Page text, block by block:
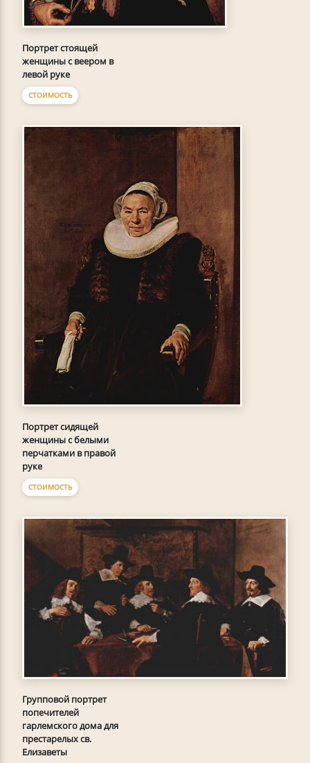
Портрет стоящей
женщины с веером в
левой руке
СТОИМОСТЬ
Портрет сидящей
женщины с белыми
перчатками в правой
руке
СТОИМОСТЬ
Групповой портрет
попечителей
гарлемского дома для
престарелых св.
Елизаветы